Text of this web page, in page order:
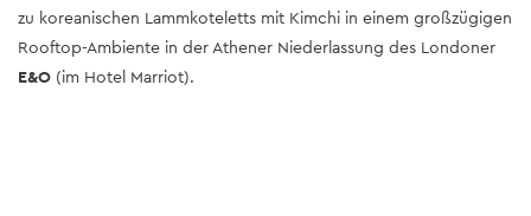
zu koreanischen Lammkoteletts mit Kimchi in einem großzügigen
Rooftop-Ambiente in der Athener Niederlassung des Londoner
E&O (im Hotel Marriot).